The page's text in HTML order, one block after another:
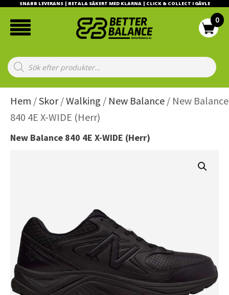
SNABB LEVERANS | BETALA SÄKERT MED KLARNA | CLICK & COLLECT I GÄVLE
Products
search
Hem /Skor/Walking / New Balance / New Balance
840 4E X-WIDE (Herr)
New Balance 840 4E X-WIDE (Herr)